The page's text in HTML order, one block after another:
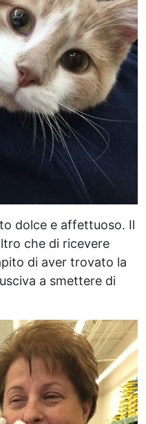
dolce e affettuoso. Il
che di ricevere
di aver trovato la
a smettere di